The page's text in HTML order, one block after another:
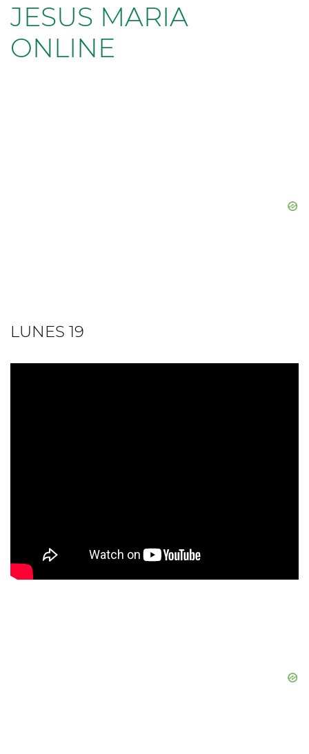
JESUS MARIA
ONLINE
LUNES 19